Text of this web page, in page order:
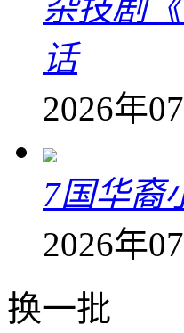
杂技剧
话
2026年
7国华裔
2026年
换一批